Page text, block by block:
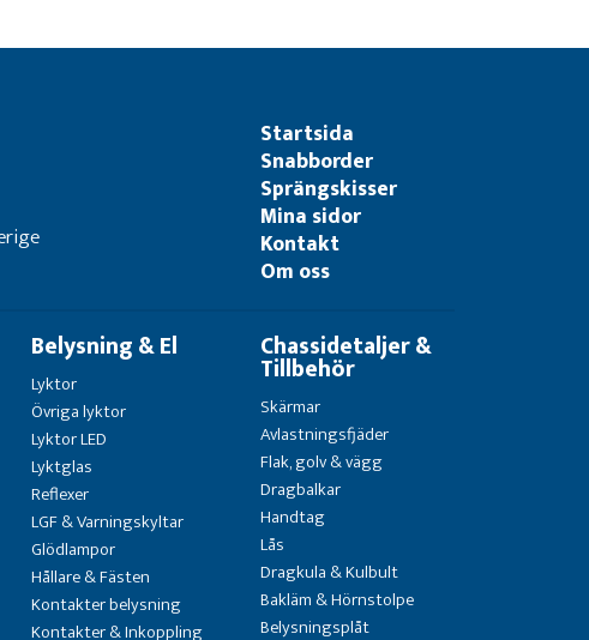
Startsida
Snabborder
Sprängskisser
Mina sidor
Kontakt
Om oss
Belysning & El
Lyktor
Övriga lyktor
Lyktor LED
Lyktglas
Reflexer
LGF & Varningskyltar
Glödlampor
Hållare & Fästen
Kontakter belysning
Kontakter & Inkoppling
Chassidetaljer &
Tillbehör
Skärmar
Avlastningsfjäder
Flak, golv & vägg
Dragbalkar
Handtag
Lås
Dragkula & Kulbult
Bakläm & Hörnstolpe
Belysningsplåt